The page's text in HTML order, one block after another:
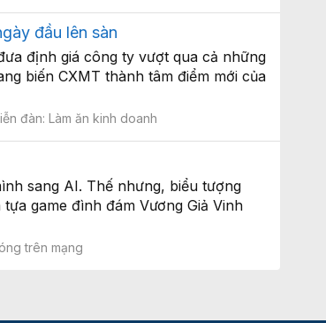
đầu lên sàn
định giá công ty vượt qua cả những
biến CXMT thành tâm điểm mới của
đàn:Làm ăn kinh doanh
sang AI. Thế nhưng, biểu tượng
game đình đám Vương Giả Vinh
trên mạng